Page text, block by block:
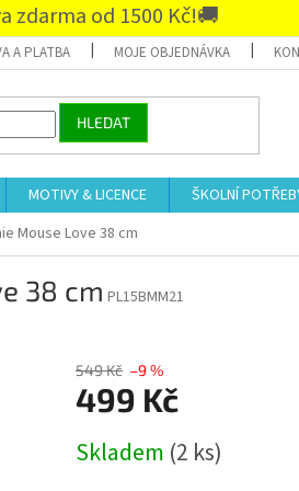
zdarma od 1500 Kč!🚚
A PLATBA MOJE OBJEDNÁVKA
HLEDAT
MOTIVY & LICENCE ŠKOLNÍ
Mouse Love 38 cm
38 cm PL15BMM21
549 Kč –9 %
499 Kč
cena:
Skladem (2 ks)